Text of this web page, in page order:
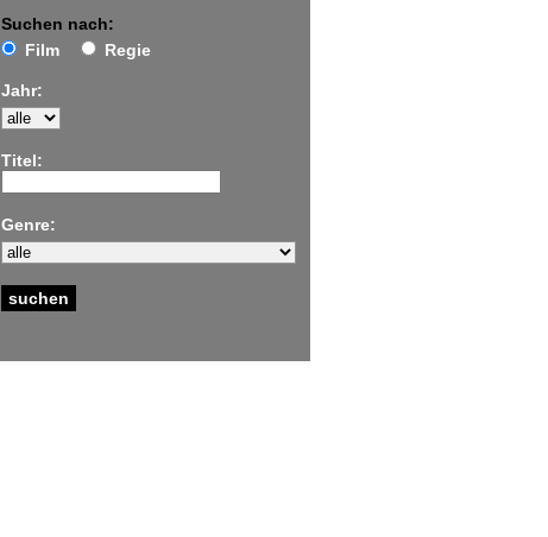
Suchen nach:
Film
Regie
Jahr:
Titel:
Genre: